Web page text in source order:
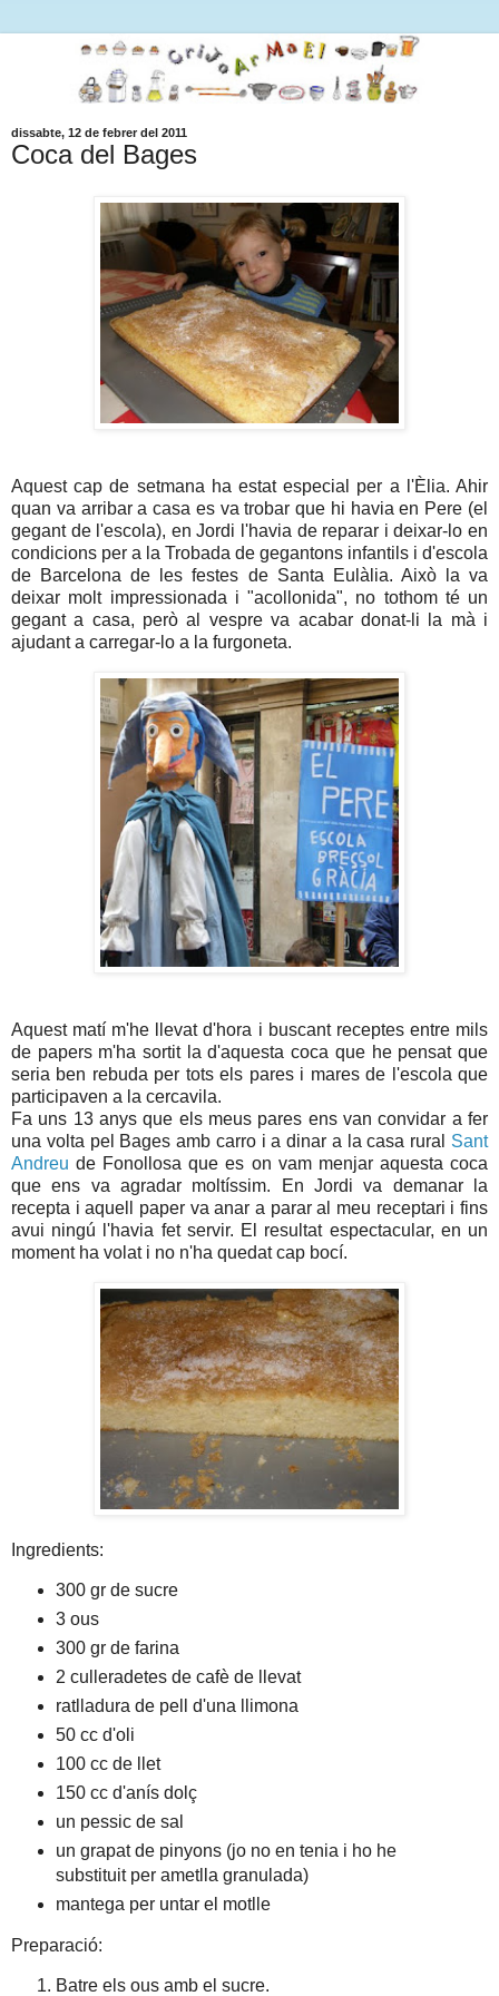
dissabte, 12 de febrer del 2011
Coca del Bages
Aquest cap de setmana ha estat especial per a l'Èlia. Ahir
quan va arribar a casa es va trobar que hi havia en Pere (el
gegant de l'escola), en Jordi l'havia de reparar i deixar-lo en
condicions per a la Trobada de gegantons infantils i d'escola
de Barcelona de les festes de Santa Eulàlia. Això la va
deixar molt impressionada i "acollonida", no tothom té un
gegant a casa, però al vespre va acabar donat-li la mà i
ajudant a carregar-lo a la furgoneta.
Aquest matí m'he llevat d'hora i buscant receptes entre mils
de papers m'ha sortit la d'aquesta coca que he pensat que
seria ben rebuda per tots els pares i mares de l'escola que
participaven a la cercavila.
Fa uns 13 anys que els meus pares ens van convidar a fer
una volta pel Bages amb carro i a dinar a la casa rural Sant
Andreude Fonollosa que es on vam menjar aquesta coca
que ens va agradar moltíssim. En Jordi va demanar la
recepta i aquell paper va anar a parar al meu receptari i fins
avui ningú l'havia fet servir. El resultat espectacular, en un
moment ha volat i no n'ha quedat cap bocí.
Ingredients:
300 gr de sucre
3 ous
300 gr de farina
2 culleradetes de cafè de llevat
ratlladura de pell d'una llimona
50 cc d'oli
100 cc de llet
150 cc d'anís dolç
un pessic de sal
un grapat de pinyons (jo no en tenia i ho he
substituit per ametlla granulada)
mantega per untar el motlle
Preparació:
Batre els ous amb el sucre.